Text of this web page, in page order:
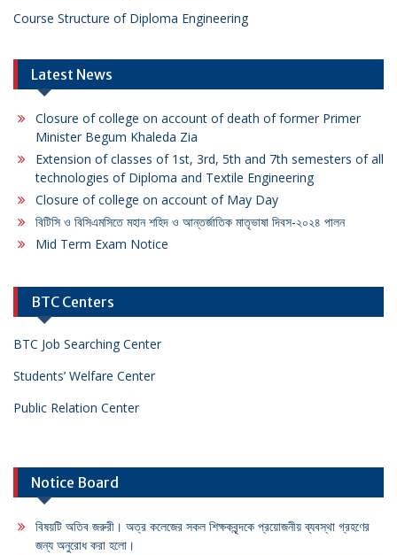
Course Structure of Diploma Engineering
Latest News
Closure of college on account of death of former Primer
Minister Begum Khaleda Zia
Extension of classes of 1st, 3rd, 5th and 7th semesters of all
technologies of Diploma and Textile Engineering
Closure of college on account of May Day
বিটিসি ও বিসিএমসিতে মহান শহিদ ও আন্তর্জাতিক মাতৃভাষা দিবস-২০২৪ পালন
Mid Term Exam Notice
BTC Centers
BTC Job Searching Center
Students’ Welfare Center
Public Relation Center
Notice Board
বিষয়টি অতিব জরুরী। অত্র কলেজের সকল শিক্ষকবৃন্দকে প্রয়োজনীয় ব্যবস্থা গ্রহণের
জন্য অনুরোধ করা হলো।